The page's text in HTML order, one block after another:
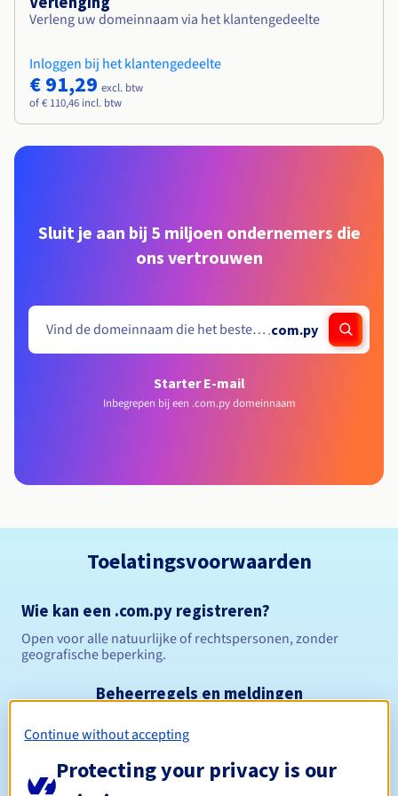
Verleng uw domeinnaam via het klantengedeelte
Inloggen bij het klantengedeelte
€ 91,29 excl. btw
of € 110,46 incl. btw
Sluit je aan bij 5 miljoen ondernemers die
ons vertrouwen
.com.py
Starter E-mail
Inbegrepen bij een .com.py domeinnaam
Toelatingsvoorwaarden
Wie kan een .com.py registreren?
Open voor alle natuurlijke of rechtspersonen, zonder
geografische beperking.
Beheerregels en meldingen
Registratieperiode
Continue without accepting
Protecting your privacy is our